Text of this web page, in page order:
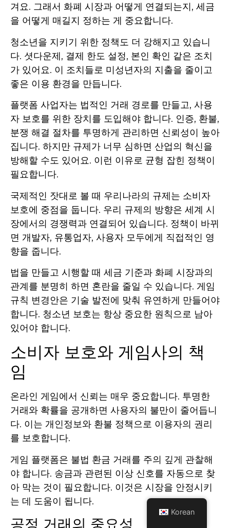
겨요. 그래서 화폐 시장과 어떻게 연결되는지, 세금
을 어떻게 매길지 정하는 게 중요합니다.
청소년을 지키기 위한 정책도 더 강해지고 있습니
다. 셧다운제, 결제 한도 설정, 본인 확인 같은 조치
가 있어요. 이 조치들로 미성년자의 지출을 줄이고
좋은 이용 환경을 만듭니다.
플랫폼 사업자는 법적인 거래 경로를 만들고, 사용
자 보호를 위한 장치를 도입해야 합니다. 인증, 환불,
분쟁 해결 절차를 투명하게 관리하면 신뢰성이 높아
집니다. 하지만 규제가 너무 심하면 산업의 혁신을
방해할 수도 있어요. 이런 이유로 균형 잡힌 정책이
필요합니다.
국제적인 잣대로 볼 때 우리나라의 규제는 소비자
보호에 중점을 둡니다. 우리 규제의 방향은 세계 시
장에서의 경쟁력과 연결되어 있습니다. 정책이 바뀌
면 개발자, 유통업자, 사용자 모두에게 직접적인 영
향을 줍니다.
법을 만들고 시행할 때 세금 기준과 화폐 시장과의
관계를 분명히 하면 혼란을 줄일 수 있습니다. 게임
규칙 변경안은 기술 발전에 맞춰 유연하게 만들어야
합니다. 청소년 보호는 항상 중요한 원칙으로 남아
있어야 합니다.
소비자 보호와 게임사의 책
임
온라인 게임에서 신뢰는 매우 중요합니다. 투명한
거래와 확률을 공개하면 사용자의 불만이 줄어듭니
다. 이는 개인정보와 환불 정책으로 이용자의 권리
를 보호합니다.
게임 플랫폼은 불법 환금 거래를 주의 깊게 관찰해
야 합니다. 송금과 관련된 이상 신호를 자동으로 찾
아 막는 것이 필요합니다. 이것은 시장을 안정시키
는 데 도움이 됩니다.
공정 거래의 중요성
Korean